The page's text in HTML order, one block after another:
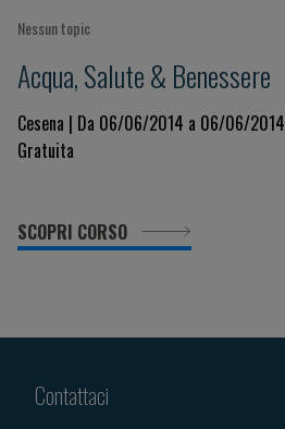
Nessun topic
Acqua, Salute & Benessere
Cesena | Da 06/06/2014 a 06/06/2014
Gratuita
SCOPRI CORSO
Contattaci